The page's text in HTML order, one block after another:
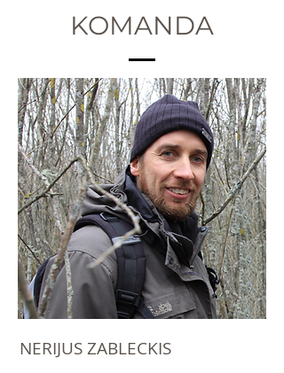
KOMANDA
NERIJUS ZABLECKIS